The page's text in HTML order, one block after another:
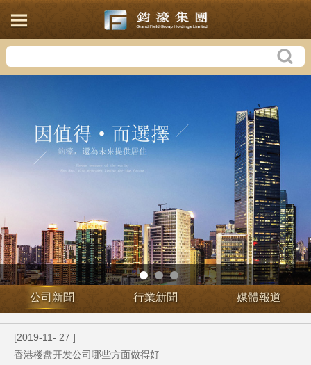
公司新聞 行業新聞 媒體報道
香港楼盘开发公司哪些方面做得好
[2019-11- 27 ]